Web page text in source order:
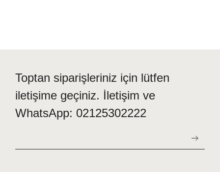
Toptan siparişleriniz için lütfen
iletişime geçiniz. İletişim ve
WhatsApp: 02125302222